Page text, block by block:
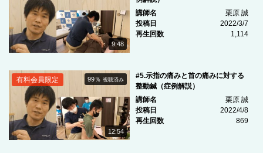
9:48
講師名
栗原 誠
投稿日
2022/3/7
再生回数
1,114
12:54
99％視聴済み
有料会員限定
#5.示指の痛みと首の痛みに対する
整動鍼（症例解説）
講師名
栗原 誠
投稿日
2022/4/8
再生回数
869